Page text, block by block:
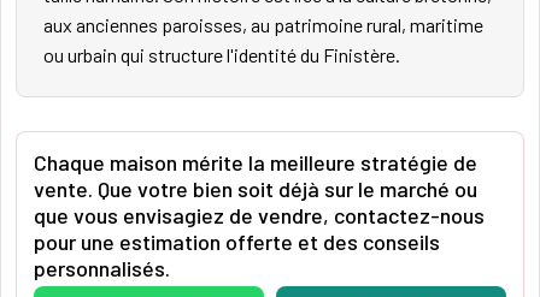
aux anciennes paroisses, au patrimoine rural, maritime
ou urbain qui structure l'identité du Finistère.
Chaque maison mérite la meilleure stratégie de
vente. Que votre bien soit déjà sur le marché ou
que vous envisagiez de vendre, contactez-nous
pour une estimation offerte et des conseils
personnalisés.